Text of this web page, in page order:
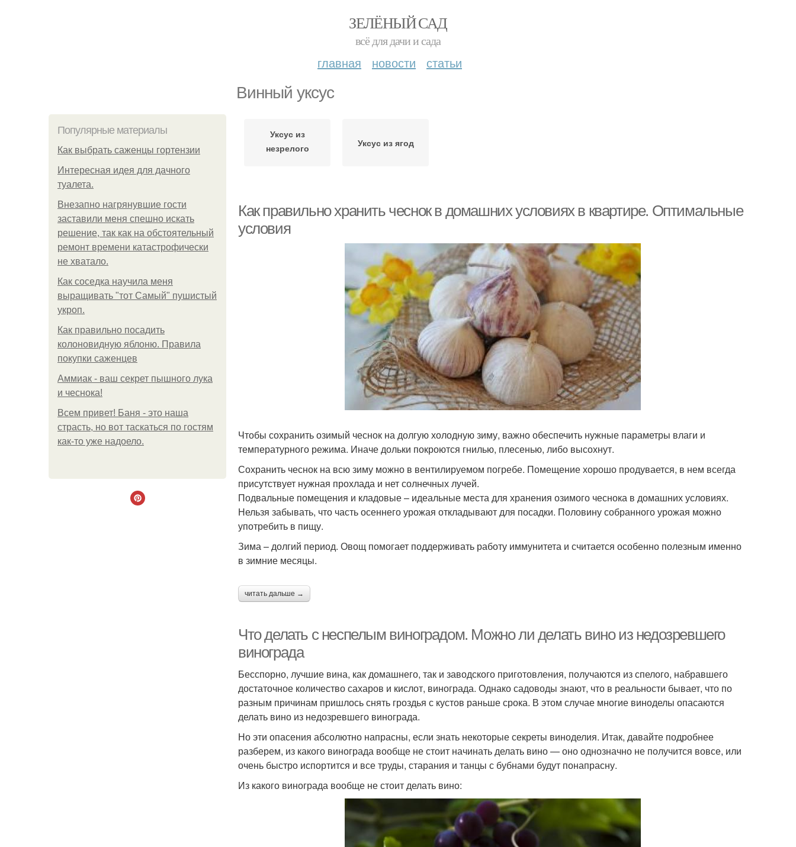
ЗЕЛЁНЫЙ САД
всё для дачи и сада
главная новости статьи
Винный уксус
Популярные материалы
Как выбрать саженцы гортензии
Интересная идея для дачного
туалета.
Внезапно нагрянувшие гости
заставили меня спешно искать
решение, так как на обстоятельный
ремонт времени катастрофически
не хватало.
Как соседка научила меня
выращивать "тот Самый" пушистый
укроп.
Как правильно посадить
колоновидную яблоню. Правила
покупки саженцев
Аммиак - ваш секрет пышного лука
и чеснока!
Всем привет! Баня - это наша
страсть, но вот таскаться по гостям
как-то уже надоело.
Уксус из
незрелого
Уксус из ягод
Как правильно хранить чеснок в домашних условиях в квартире. Оптимальные
условия
Чтобы сохранить озимый чеснок на долгую холодную зиму, важно обеспечить нужные параметры влаги и
температурного режима. Иначе дольки покроются гнилью, плесенью, либо высохнут.
Сохранить чеснок на всю зиму можно в вентилируемом погребе. Помещение хорошо продувается, в нем всегда
присутствует нужная прохлада и нет солнечных лучей.
Подвальные помещения и кладовые – идеальные места для хранения озимого чеснока в домашних условиях.
Нельзя забывать, что часть осеннего урожая откладывают для посадки. Половину собранного урожая можно
употребить в пищу.
Зима – долгий период. Овощ помогает поддерживать работу иммунитета и считается особенно полезным именно
в зимние месяцы.
читать дальше →
Что делать с неспелым виноградом. Можно ли делать вино из недозревшего
винограда
Бесспорно, лучшие вина, как домашнего, так и заводского приготовления, получаются из спелого, набравшего
достаточное количество сахаров и кислот, винограда. Однако садоводы знают, что в реальности бывает, что по
разным причинам пришлось снять гроздья с кустов раньше срока. В этом случае многие виноделы опасаются
делать вино из недозревшего винограда.
Но эти опасения абсолютно напрасны, если знать некоторые секреты виноделия. Итак, давайте подробнее
разберем, из какого винограда вообще не стоит начинать делать вино — оно однозначно не получится вовсе, или
очень быстро испортится и все труды, старания и танцы с бубнами будут понапрасну.
Из какого винограда вообще не стоит делать вино: